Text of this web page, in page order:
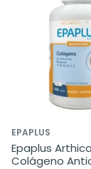
EPAPLUS
Epaplus
Colágeno